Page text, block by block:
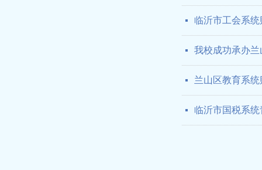
넷 临沂市工会系
넷 我校成功承办
넷 兰山区教育系
넷 临沂市国税系